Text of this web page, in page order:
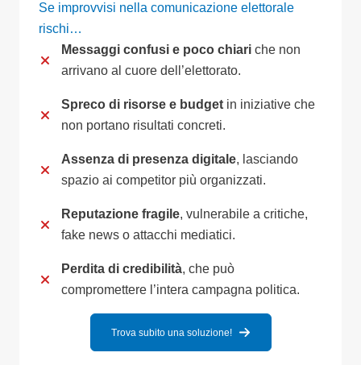
Se improvvisi nella comunicazione elettorale
rischi…
Messaggi confusi e poco chiari che non
arrivano al cuore dell’elettorato.
Spreco di risorse e budget in iniziative che
non portano risultati concreti.
Assenza di presenza digitale, lasciando
spazio ai competitor più organizzati.
Reputazione fragile, vulnerabile a critiche,
fake news o attacchi mediatici.
Perdita di credibilità, che può
compromettere l’intera campagna politica.
Trova subito una soluzione!